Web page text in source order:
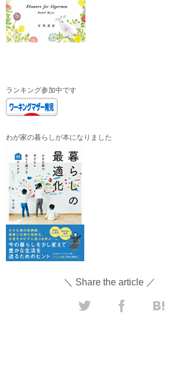
ランキング参加中です
わが家の暮らしが本になりました
＼ Share the article ／